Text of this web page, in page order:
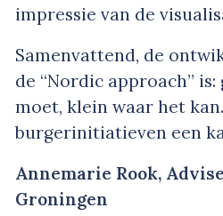
impressie van de
Samenvattend, de
de “Nordic approach”
moet, klein waar het
burgerinitiatieven een
Annemarie Rook,
Groningen